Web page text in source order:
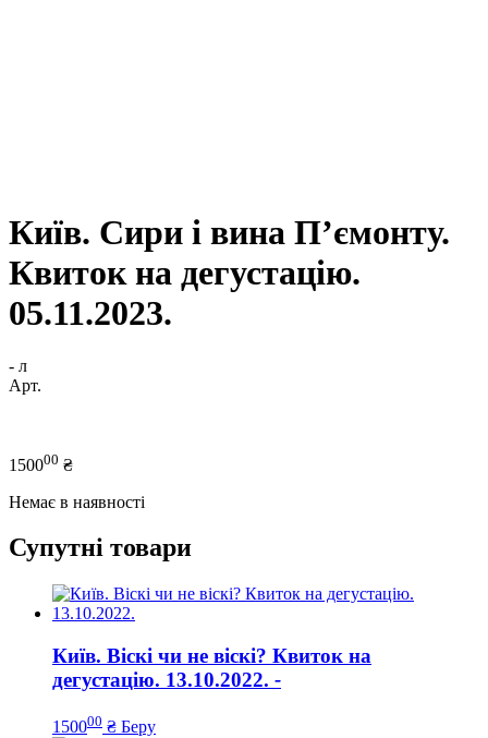
Київ. Сири і вина П’ємонту.
Квиток на дегустацію.
05.11.2023.
- л
Арт.
150000 ₴
Немає в наявності
Супутні товари
Київ. Віскі чи не віскі? Квиток на
дегустацію. 13.10.2022. -
150000 ₴ Беру